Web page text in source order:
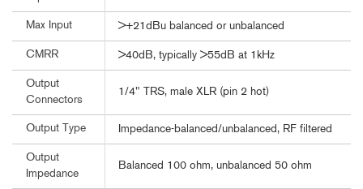
Max Input >+21dBu balanced or unbalanced
CMRR >40dB, typically >55dB at 1kHz
Output
Connectors
1/4" TRS, male XLR (pin 2 hot)
Output Type Impedance-balanced/unbalanced, RF filtered
Output
Impedance
Balanced 100 ohm, unbalanced 50 ohm